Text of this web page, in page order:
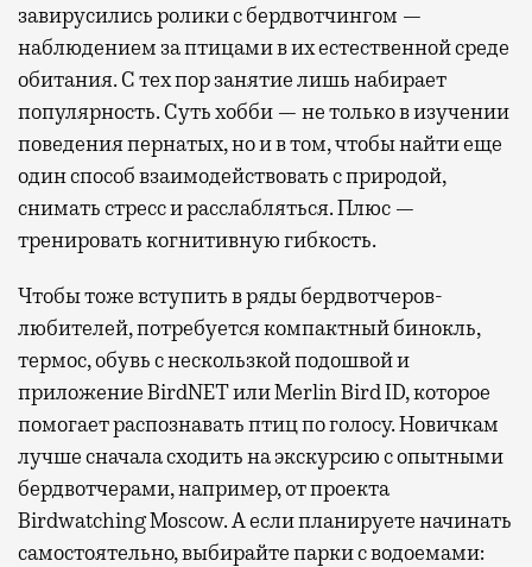
завирусились ролики с бердвотчингом —
наблюдением за птицами в их естественной среде
обитания. С тех пор занятие лишь набирает
популярность. Суть хобби — не только в изучении
поведения пернатых, но и в том, чтобы найти еще
один способ взаимодействовать с природой,
снимать стресс и расслабляться. Плюс —
тренировать когнитивную гибкость.
Чтобы тоже вступить в ряды бердвотчеров-
любителей, потребуется компактный бинокль,
термос, обувь с нескользкой подошвой и
приложение BirdNET или Merlin Bird ID, которое
помогает распознавать птиц по голосу. Новичкам
лучше сначала сходить на экскурсию с опытными
бердвотчерами, например, от проекта
Birdwatching Moscow. А если планируете начинать
самостоятельно, выбирайте парки с водоемами: